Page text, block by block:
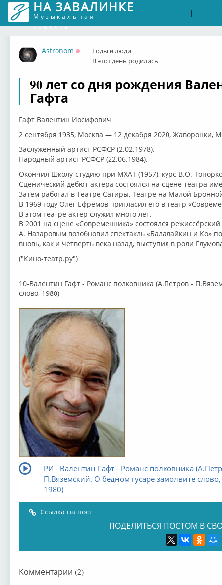
НА ЗАВАЛИНКЕ
Музыкальная
соцсеть
|
Astronom
Оффлайн
Годы и люди
В этот день родились
90 лет со дня рождения
Гафта
Гафт Валентин Иосифович
2 сентября 1935, Москва — 12 декабря 2020, Жаворонки,
Заслуженный артист РСФСР (2.02.1978).
Народный артист РСФСР (22.06.1984).
Окончил Школу-студию при МХАТ (1957), курс В.О.
Сценический дебют актёра состоялся на сцене театра
Затем работал в Театре Сатиры, Театре на Малой
В 1969 году Олег Ефремов пригласил его в театр
В этом театре актёр служил много лет.
В 2001 на сцене «Современника» состоялся
А. Назаровым возобновил спектакль «Балалайкин и Ко»
вновь, как и четверть века назад, выступил в роли
("Кино-театр.ру")
10-Валентин Гафт - Романс полковника (А.Петров -
слово, 1980)
РИ - Валентин Гафт - Романс полковника
П.Вяземский. О бедном гусаре замолвите слово,
1980)
Ссылка на пост
ПОДЕЛИТЬСЯ ПОСТОМ В
Комментарии (2)